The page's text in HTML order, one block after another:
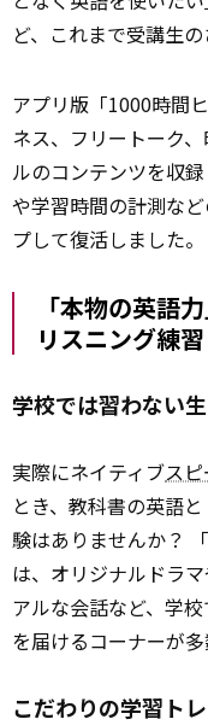
ど、これまで受講生
アプリ版「1000時間
ネス、フリートーク
ルのコンテンツを収録
や学習時間の計測な
プして復活しました。
「本物の英語
リスニング練習
学校では習わない
実際にネイティブス
とき、教科書の英語
験はありませんか？
は、オリジナルドラ
アルな会話など、学
を届けるコーナーが多
こだわりの学習ト